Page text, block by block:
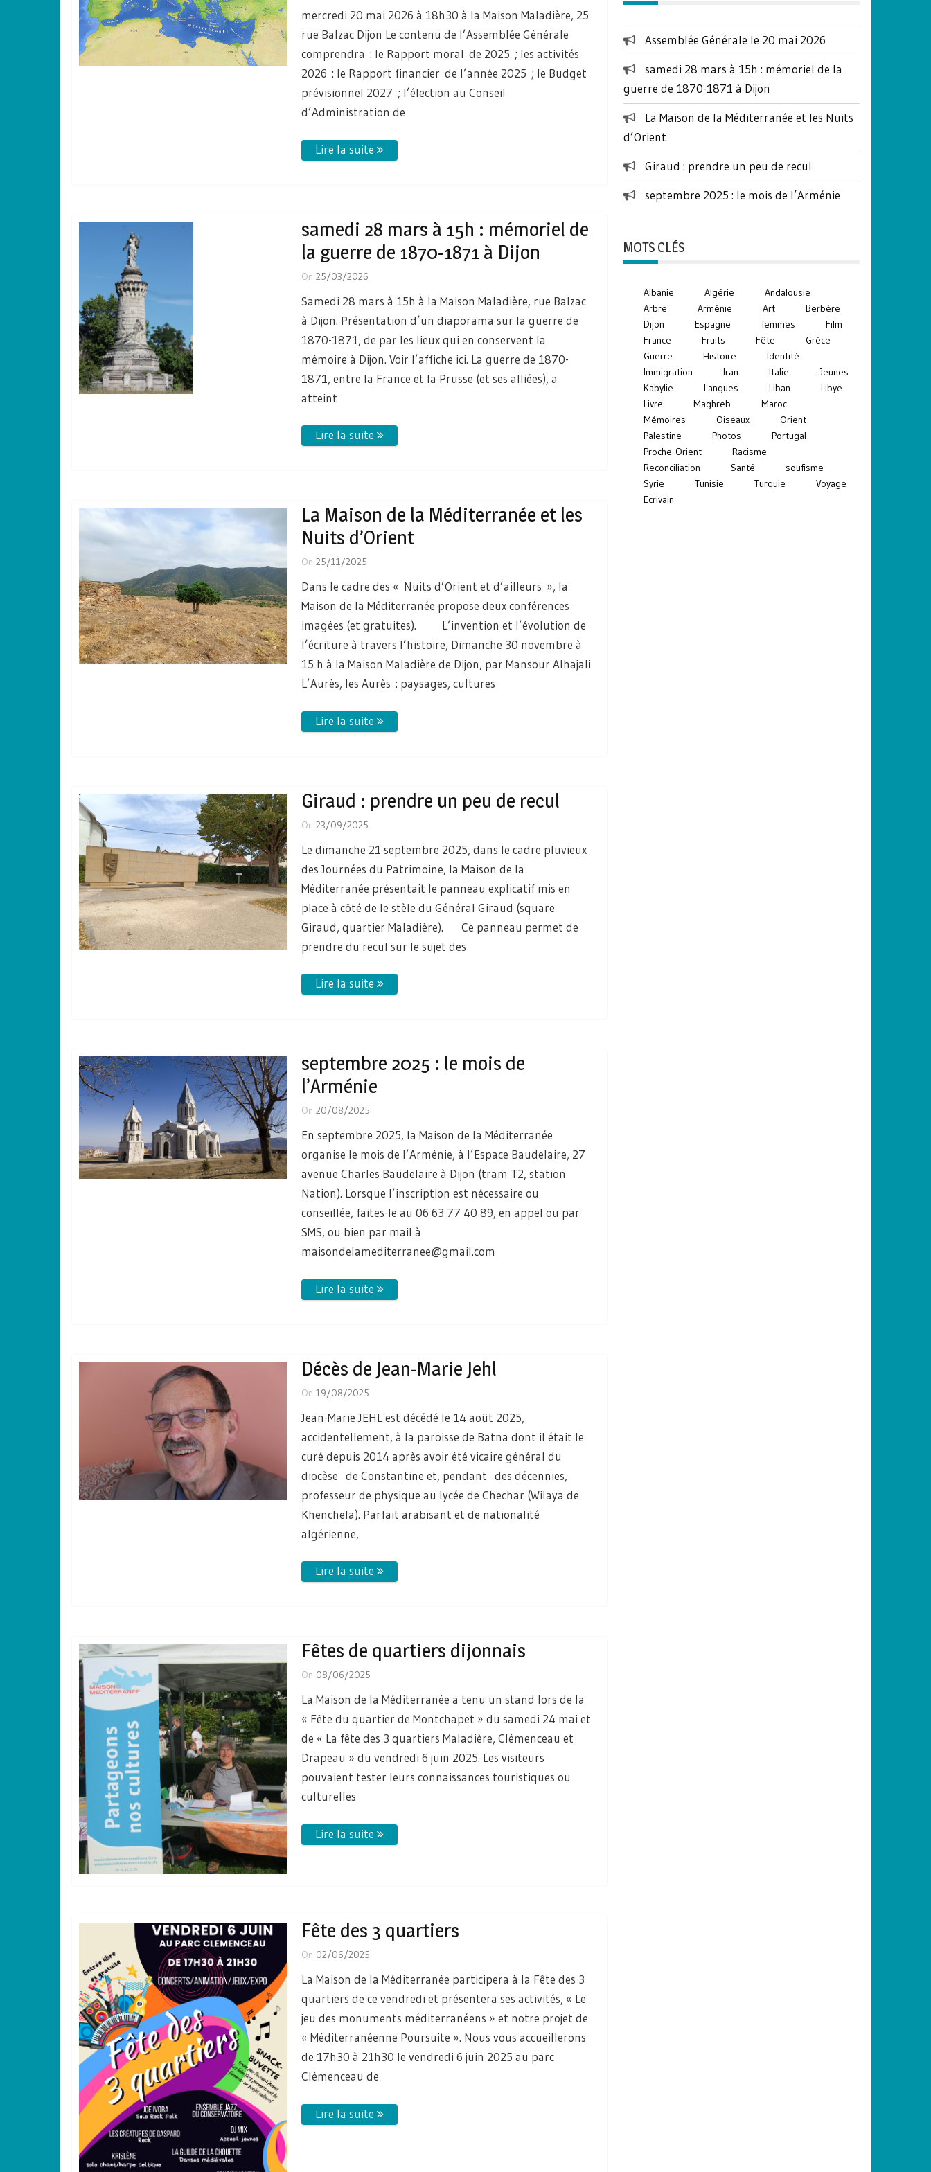
mercredi 20 mai 2026 à 18h30 à la Maison Maladière, 25
rue Balzac Dijon Le contenu de l’Assemblée Générale
comprendra : le Rapport moral de 2025 ; les activités
2026 : le Rapport financier de l’année 2025 ; le Budget
prévisionnel 2027 ; l’élection au Conseil
d’Administration de
samedi 28 mars à 15h : mémoriel de
la guerre de 1870-1871 à Dijon
On 25/03/2026
Samedi 28 mars à 15h à la Maison Maladière, rue Balzac
à Dijon. Présentation d’un diaporama sur la guerre de
1870-1871, de par les lieux qui en conservent la
mémoire à Dijon. Voir l’affiche ici. La guerre de 1870-
1871, entre la France et la Prusse (et ses alliées), a
atteint
La Maison de la Méditerranée et les
Nuits d’Orient
On 25/11/2025
Dans le cadre des « Nuits d’Orient et d’ailleurs », la
Maison de la Méditerranée propose deux conférences
imagées (et gratuites). L’invention et l’évolution de
l’écriture à travers l’histoire, Dimanche 30 novembre à
15 h à la Maison Maladière de Dijon, par Mansour Alhajali
L’Aurès, les Aurès : paysages, cultures
Giraud : prendre un peu de recul
On 23/09/2025
Le dimanche 21 septembre 2025, dans le cadre pluvieux
des Journées du Patrimoine, la Maison de la
Méditerranée présentait le panneau explicatif mis en
place à côté de le stèle du Général Giraud (square
Giraud, quartier Maladière). Ce panneau permet de
prendre du recul sur le sujet des
septembre 2025 : le mois de
l’Arménie
On 20/08/2025
En septembre 2025, la Maison de la Méditerranée
organise le mois de l’Arménie, à l’Espace Baudelaire, 27
avenue Charles Baudelaire à Dijon (tram T2, station
Nation). Lorsque l’inscription est nécessaire ou
conseillée, faites-le au 06 63 77 40 89, en appel ou par
SMS, ou bien par mail à
maisondelamediterranee@gmail.com
Décès de Jean-Marie Jehl
On 19/08/2025
Jean-Marie JEHL est décédé le 14 août 2025,
accidentellement, à la paroisse de Batna dont il était le
curé depuis 2014 après avoir été vicaire général du
diocèse de Constantine et, pendant des décennies,
professeur de physique au lycée de Chechar (Wilaya de
Khenchela). Parfait arabisant et de nationalité
algérienne,
Fêtes de quartiers dijonnais
On 08/06/2025
La Maison de la Méditerranée a tenu un stand lors de la
« Fête du quartier de Montchapet » du samedi 24 mai et
de « La fête des 3 quartiers Maladière, Clémenceau et
Drapeau » du vendredi 6 juin 2025. Les visiteurs
pouvaient tester leurs connaissances touristiques ou
culturelles
Fête des 3 quartiers
On 02/06/2025
La Maison de la Méditerranée participera à la Fête des 3
quartiers de ce vendredi et présentera ses activités, « Le
jeu des monuments méditerranéens » et notre projet de
« Méditerranéenne Poursuite ». Nous vous accueillerons
de 17h30 à 21h30 le vendredi 6 juin 2025 au parc
Clémenceau de
Assemblée Générale le 20 mai 2026
samedi 28 mars à 15h : mémoriel de la
guerre de 1870-1871 à Dijon
La Maison de la Méditerranée et les Nuits
d’Orient
Giraud : prendre un peu de recul
septembre 2025 : le mois de l’Arménie
MOTS CLÉS
Albanie Algérie
Andalousie
Arbre
Arménie Art
Berbère
Dijon
Espagne femmes
Film
France
Fruits Fête
Grèce
Guerre
Histoire
Identité
Immigration
Iran Italie
Jeunes
Kabylie
Langues Liban
Libye
Livre
Maghreb
Maroc
Mémoires
Oiseaux
Orient
Palestine
Photos
Portugal
Proche-Orient
Racisme
Reconciliation
Santé
soufisme
Syrie
Tunisie Turquie
Voyage
Écrivain